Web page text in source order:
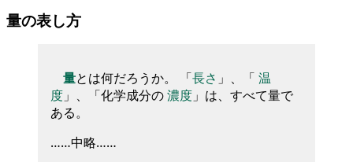
量の表し方
量とは何だろうか。 「長さ 」、「 温
度 」、「化学成分の濃度 」は、すべて量で
ある。
……中略……